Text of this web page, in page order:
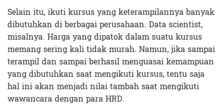
Selain itu, ikuti kursus yang keterampilannya banyak
dibutuhkan di berbagai perusahaan. Data scientist,
misalnya. Harga yang dipatok dalam suatu kursus
memang sering kali tidak murah. Namun, jika sampai
terampil dan sampai berhasil menguasai kemampuan
yang dibutuhkan saat mengikuti kursus, tentu saja
hal ini akan menjadi nilai tambah saat mengikuti
wawancara dengan para HRD.